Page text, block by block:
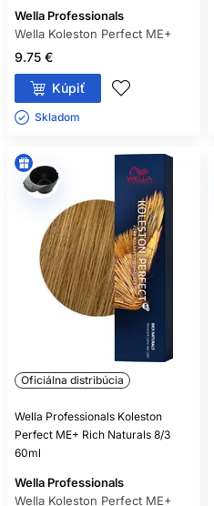
Wella Professionals
Wella Koleston Perfect ME+
9.75 €
Kúpiť
Skladom ㅤ
Oficiálna distribúcia
Wella Professionals Koleston
Perfect ME+ Rich Naturals 8/3
60ml
Wella Professionals
Wella Koleston Perfect ME+